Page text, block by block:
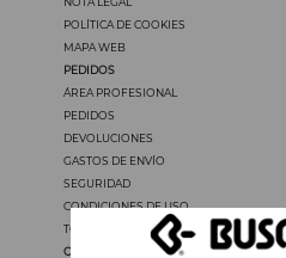
POLÍTICA DE COOKIES
MAPA WEB
PEDIDOS
ÁREA PROFESIONAL
PEDIDOS
DEVOLUCIONES
GASTOS DE ENVÍO
SEGURIDAD
CONDICIONES DE USO
TODOS LOS PRECIOS INCLUYEN IVA
OTROS IDIOMAS